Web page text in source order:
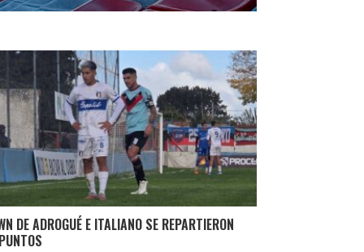
DE ADROGUÉ E ITALIANO SE REPARTIERON